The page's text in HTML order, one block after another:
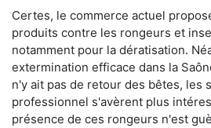
Certes, le commerce actuel
produits contre les rongeurs et
notamment pour la dératisation.
extermination efficace dans la
n'y ait pas de retour des bêtes, les
professionnel s'avèrent plus
présence de ces rongeurs n'est